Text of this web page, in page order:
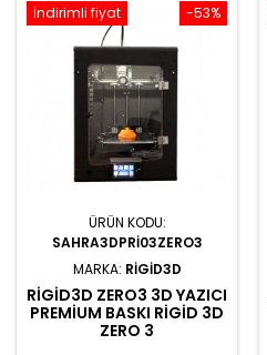
-53%
İndirimli fiyat
ÜRÜN KODU:
SAHRA3DPRI03ZERO3
MARKA: RIGID3D
RIGID3D ZERO3 3D YAZICI
PREMIUM BASKI RIGID 3D
ZERO 3